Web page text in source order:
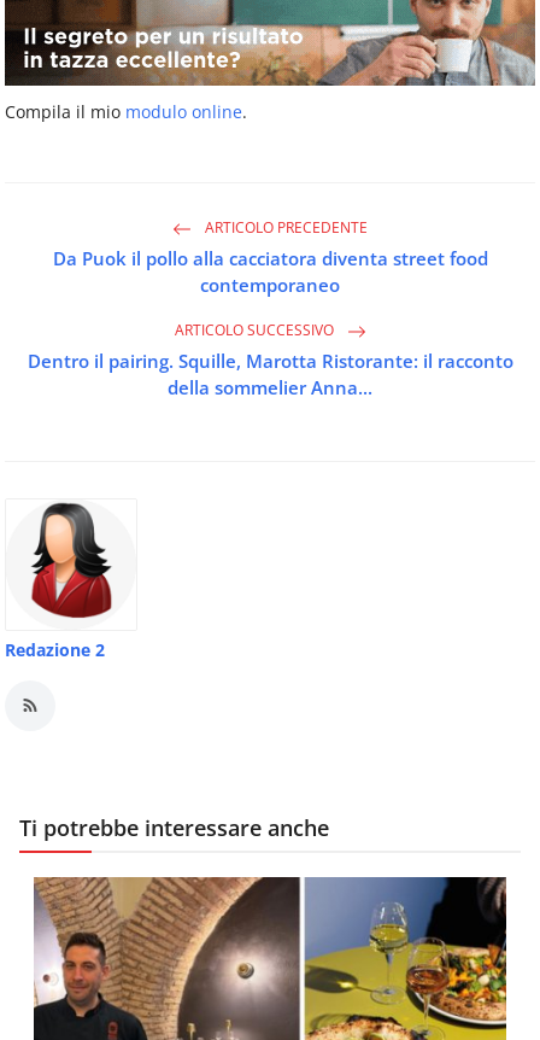
Compila il mio modulo online.
ARTICOLO PRECEDENTE
Da Puok il pollo alla cacciatora diventa street food
contemporaneo
ARTICOLO SUCCESSIVO
Dentro il pairing. Squille, Marotta Ristorante: il racconto
della sommelier Anna...
Redazione 2
Ti potrebbe interessare anche